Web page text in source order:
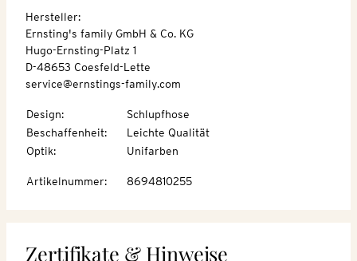
Hersteller:
Ernsting's family GmbH & Co. KG
Hugo-Ernsting-Platz 1
D-48653 Coesfeld-Lette
service@ernstings-family.com
Design:
Schlupfhose
Beschaffenheit:
Leichte Qualität
Optik: Unifarben
Artikelnummer: 8694810255
Zertifikate & Hinweise